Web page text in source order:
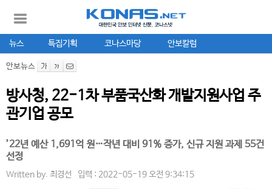
뉴스 특집기획 코나스마당 안보칼럼
안보뉴스
방사청, 22-1차 부품국산화 개발지원사업 주
관기업 공모
’22년 예산 1,691억 원…작년 대비 91% 증가, 신규 지원 과제 55건
선정
Written by. 최경선 입력 : 2022-05-19 오전 9:34:15